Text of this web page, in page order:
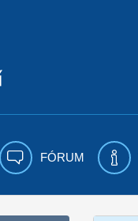
FÓRUM